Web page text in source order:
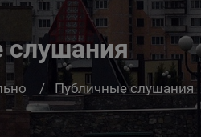
Публичные слушания